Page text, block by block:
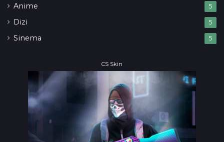
Anime 5
Dizi 5
Sinema 5
CS Skin